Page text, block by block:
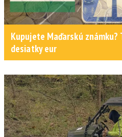
Kupujete Maďarskú
desiatky eur